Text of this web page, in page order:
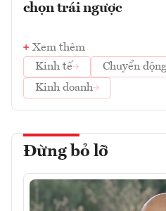
chọn trái ngược
Xem thêm
Kinh tế
Chuyển
Kinh doanh
Đừng bỏ lỡ